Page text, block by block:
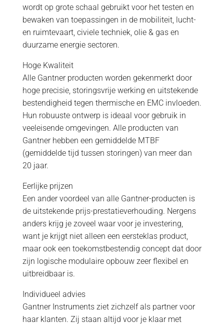
wordt op grote schaal gebruikt voor het testen en
bewaken van toepassingen in de mobiliteit, lucht-
en ruimtevaart, civiele techniek, olie & gas en
duurzame energie sectoren.
Hoge Kwaliteit
Alle Gantner producten worden gekenmerkt door
hoge precisie, storingsvrije werking en uitstekende
bestendigheid tegen thermische en EMC invloeden.
Hun robuuste ontwerp is ideaal voor gebruik in
veeleisende omgevingen. Alle producten van
Gantner hebben een gemiddelde MTBF
(gemiddelde tijd tussen storingen) van meer dan
20 jaar.
Eerlijke prijzen
Een ander voordeel van alle Gantner-producten is
de uitstekende prijs-prestatieverhouding. Nergens
anders krijg je zoveel waar voor je investering,
want je krijgt niet alleen een eersteklas product,
maar ook een toekomstbestendig concept dat door
zijn logische modulaire opbouw zeer flexibel en
uitbreidbaar is.
Individueel advies
Gantner Instruments ziet zichzelf als partner voor
haar klanten. Zij staan altijd voor je klaar met